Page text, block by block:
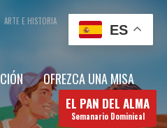
ARTE E HISTORIA CONTÁCTENOS
OFREZCA UNA MISA
EL PAN DEL ALMA
Semanario Dominical
ES